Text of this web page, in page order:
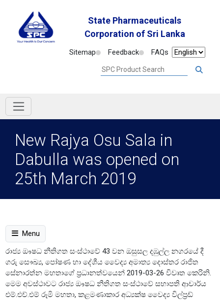
State Pharmaceuticals
Corporation of Sri Lanka
Sitemap Feedback FAQs
New Rajya Osu Sala in
Dabulla was opened on
25th March 2019
Menu
රාජ්‍ය ඖෂධ නීතිගත සංස්ථාවේ 43 වන ඔසුසල දඹුල්ල නගරයේ දී
ගරු සෞඛ්‍ය, පෝෂණ හා දේශීය වෛද්‍ය අමාත්‍ය දොස්තර රාජිත
සේනාරත්න මහතාගේ ප්‍රධානත්වයෙන් 2019-03-26 විවෘත කෙරිනි.
මෙම අවස්ථාවට රාජ්‍ය ඖෂධ නීතිගත සංස්ථාවේ සභාපති ආචාර්ය
එම්.එච්.එම් රූමි මහතා, කළමණාකාර අධ්‍යක්ෂ වෛද්‍ය විල්ප්‍රඩ්